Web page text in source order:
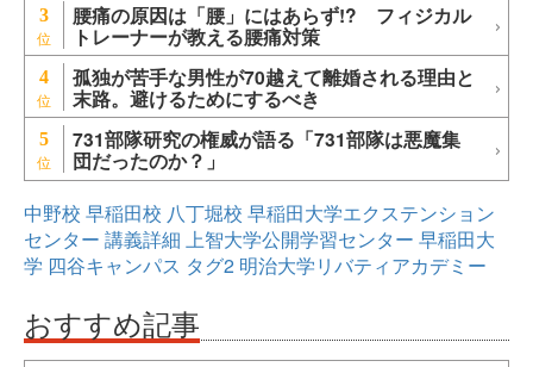
3 腰痛の原因は「腰」にはあらず!? フィジカル
トレーナーが教える腰痛対策
4 孤独が苦手な男性が70越えて離婚される理由と
末路。避けるためにするべき
5 731部隊研究の権威が語る「731部隊は悪魔集
団だったのか？」
中野校 早稲田校 八丁堀校 早稲田大学エクステンション
センター 講義詳細 上智大学公開学習センター 早稲田大
学 四谷キャンパス タグ2 明治大学リバティアカデミー
おすすめ記事